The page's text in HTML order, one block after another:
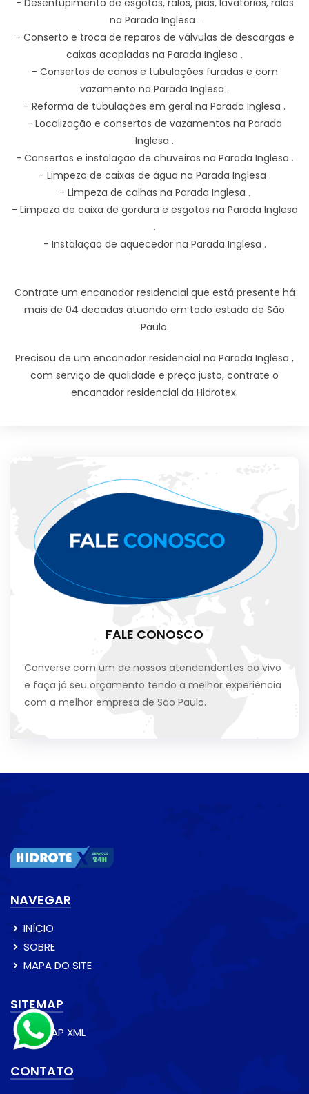
- Desentupimento de esgotos, ralos, pias, lavatórios, ralos
na Parada Inglesa .
- Conserto e troca de reparos de válvulas de descargas e
caixas acopladas na Parada Inglesa .
- Consertos de canos e tubulações furadas e com
vazamento na Parada Inglesa .
- Reforma de tubulações em geral na Parada Inglesa .
- Localização e consertos de vazamentos na Parada
Inglesa .
- Consertos e instalação de chuveiros na Parada Inglesa .
- Limpeza de caixas de água na Parada Inglesa .
- Limpeza de calhas na Parada Inglesa .
- Limpeza de caixa de gordura e esgotos na Parada Inglesa
.
- Instalação de aquecedor na Parada Inglesa .
Contrate um encanador residencial que está presente há
mais de 04 decadas atuando em todo estado de São
Paulo.
Precisou de um encanador residencial na Parada Inglesa ,
com serviço de qualidade e preço justo, contrate o
encanador residencial da Hidrotex.
FALE CONOSCO
Converse com um de nossos atendendentes ao vivo
e faça já seu orçamento tendo a melhor experiência
com a melhor empresa de São Paulo.
NAVEGAR
INÍCIO
SOBRE
MAPA DO SITE
SITEMAP
SITEMAP XML
CONTATO